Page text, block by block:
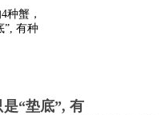
“垫底”, 有